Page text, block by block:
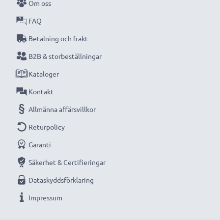
Om oss
FAQ
Betalning och frakt
B2B & storbeställningar
Kataloger
Kontakt
Allmänna affärsvillkor
Returpolicy
Garanti
Säkerhet & Certifieringar
Dataskyddsförklaring
Impressum